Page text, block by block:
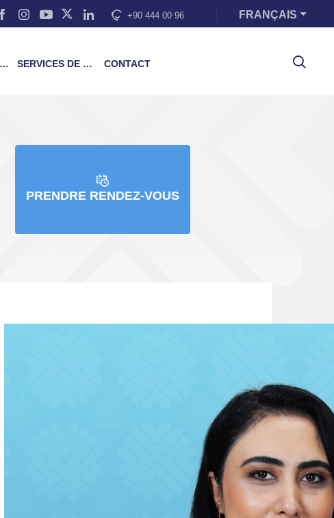
+90 444 00 96 FRANÇAIS
SERVICES DE FORMATION CONTACT
PRENDRE RENDEZ-VOUS